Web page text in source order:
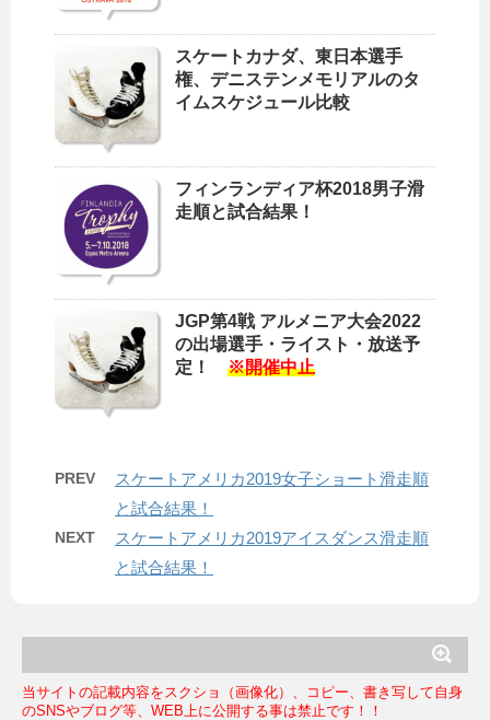
スケートカナダ、東日本選手
権、デニステンメモリアルのタ
イムスケジュール比較
フィンランディア杯2018男子滑
走順と試合結果！
JGP第4戦 アルメニア大会2022
の出場選手・ライスト・放送予
定！ ※開催中止
PREV
スケートアメリカ2019女子ショート滑走順
と試合結果！
NEXT
スケートアメリカ2019アイスダンス滑走順
と試合結果！
当サイトの記載内容をスクショ（画像化）、コピー、書き写して自身
のSNSやブログ等、WEB上に公開する事は禁止です！！